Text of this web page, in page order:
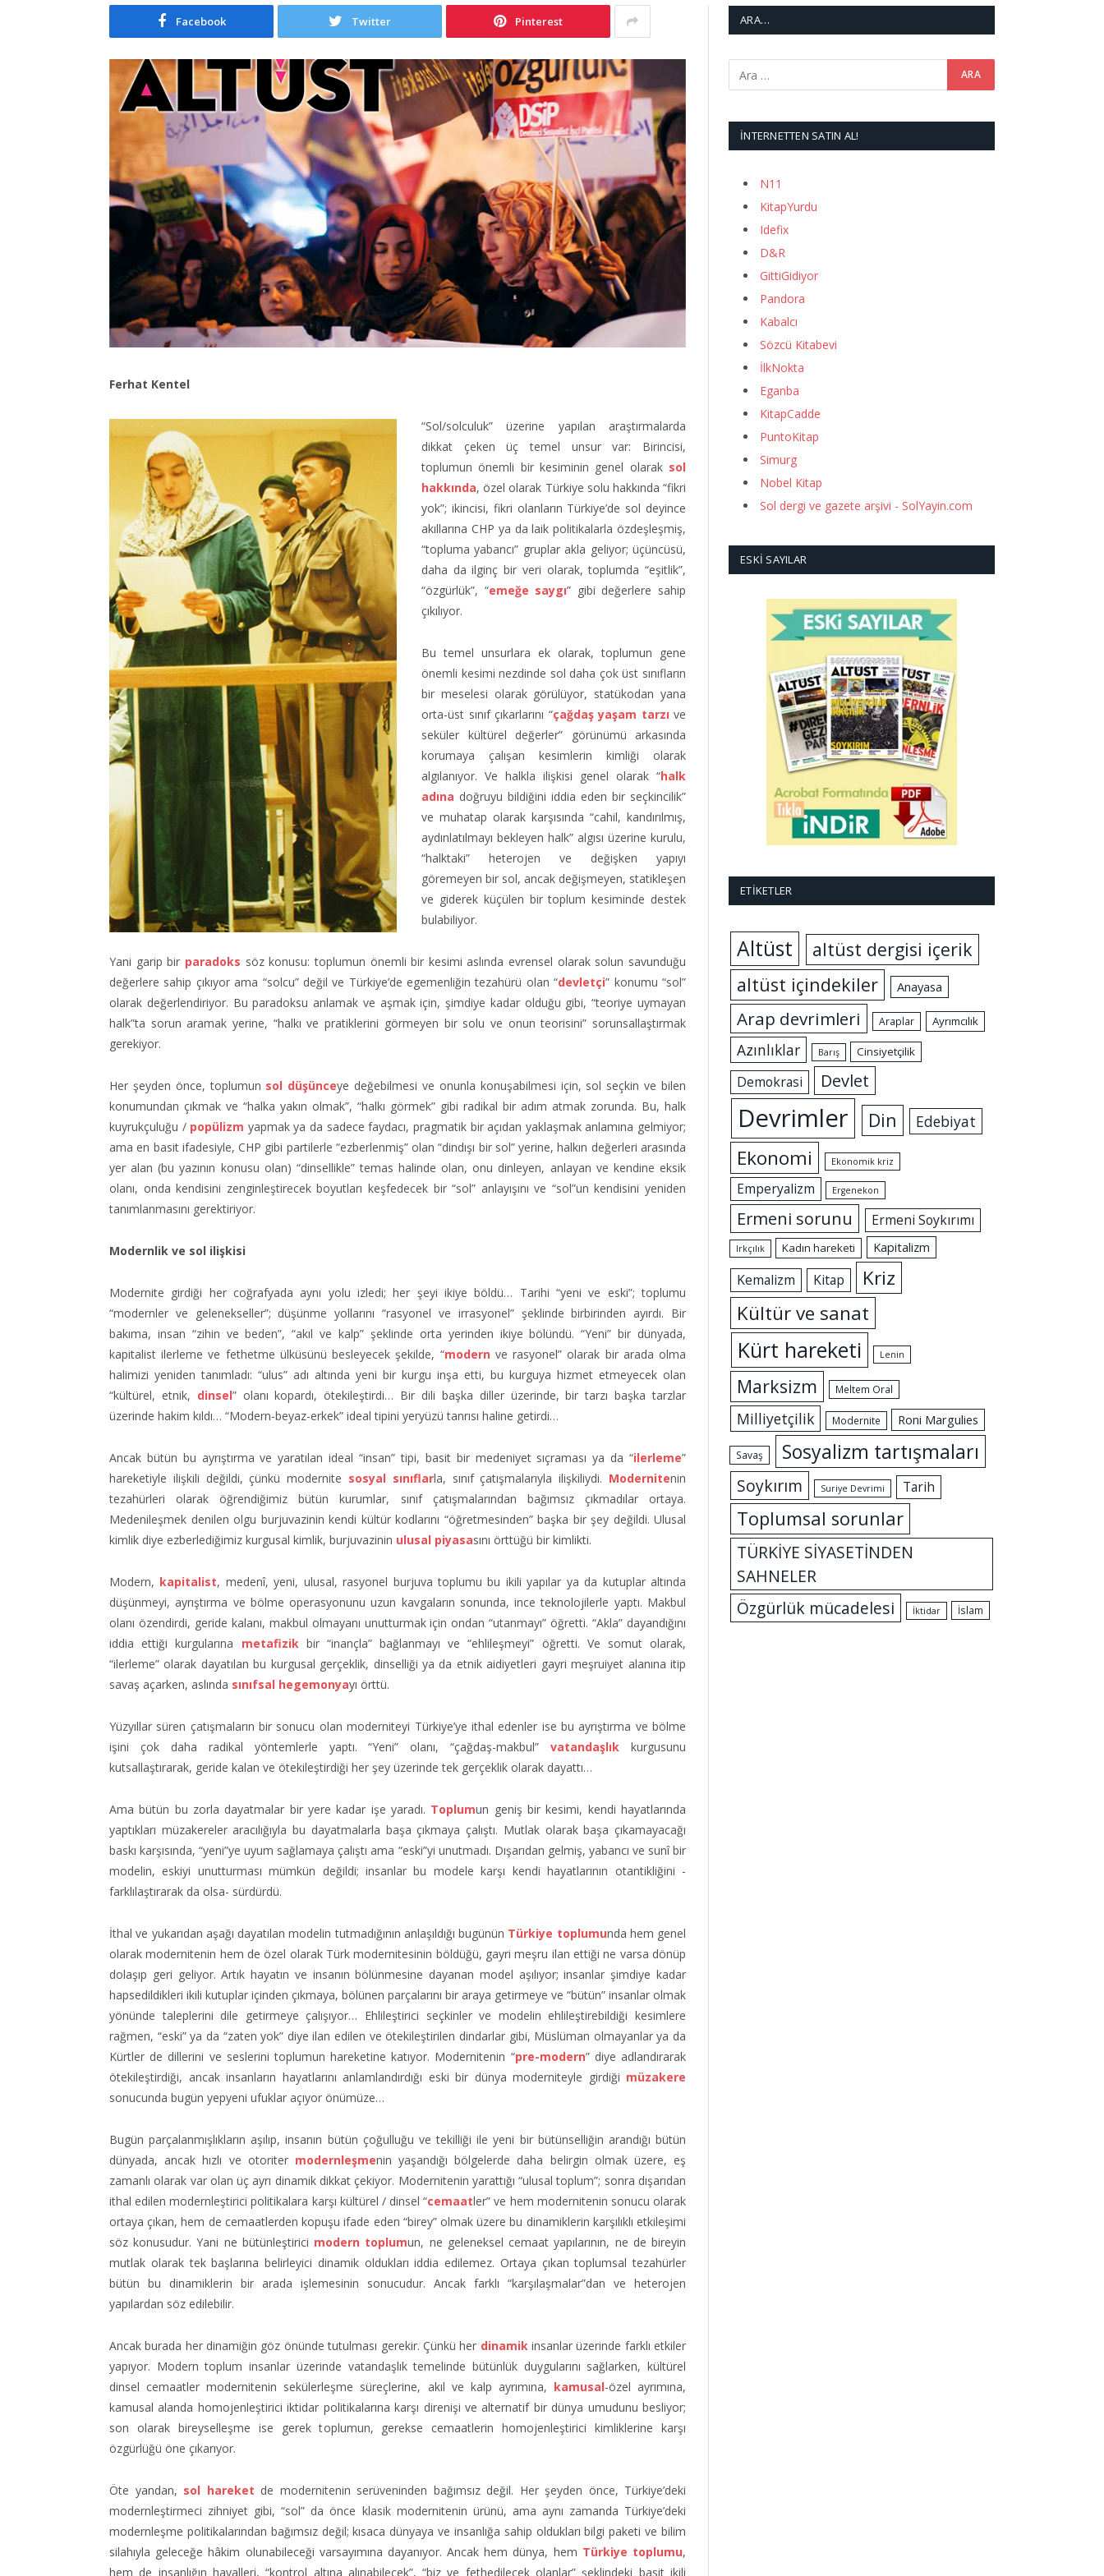
Facebook Twitter Pinterest
Ferhat Kentel
“Sol/solculuk” üzerine yapılan araştırmalarda
dikkat çeken üç temel unsur var: Birincisi,
toplumun önemli bir kesiminin genel olarak sol
hakkında, özel olarak Türkiye solu hakkında “fikri
yok”; ikincisi, fikri olanların Türkiye’de sol deyince
akıllarına CHP ya da laik politikalarla özdeşleşmiş,
“topluma yabancı” gruplar akla geliyor; üçüncüsü,
daha da ilginç bir veri olarak, toplumda “eşitlik”,
“özgürlük”, “emeğe saygı” gibi değerlere sahip
çıkılıyor.
Bu temel unsurlara ek olarak, toplumun gene
önemli kesimi nezdinde sol daha çok üst sınıfların
bir meselesi olarak görülüyor, statükodan yana
orta-üst sınıf çıkarlarını “çağdaş yaşam tarzı ve
seküler kültürel değerler” görünümü arkasında
korumaya çalışan kesimlerin kimliği olarak
algılanıyor. Ve halkla ilişkisi genel olarak “halk
adına doğruyu bildiğini iddia eden bir seçkincilik”
ve muhatap olarak karşısında “cahil, kandırılmış,
aydınlatılmayı bekleyen halk” algısı üzerine kurulu,
“halktaki” heterojen ve değişken yapıyı
göremeyen bir sol, ancak değişmeyen, statikleşen
ve giderek küçülen bir toplum kesiminde destek
bulabiliyor.
Yani garip bir paradoks söz konusu: toplumun önemli bir kesimi aslında evrensel olarak solun savunduğu
değerlere sahip çıkıyor ama “solcu” değil ve Türkiye’de egemenliğin tezahürü olan “devletçi” konumu “sol”
olarak değerlendiriyor. Bu paradoksu anlamak ve aşmak için, şimdiye kadar olduğu gibi, “teoriye uymayan
halk”ta sorun aramak yerine, “halkı ve pratiklerini görmeyen bir solu ve onun teorisini” sorunsallaştırmak
gerekiyor.
Her şeyden önce, toplumun sol düşünceye değebilmesi ve onunla konuşabilmesi için, sol seçkin ve bilen
konumundan çıkmak ve “halka yakın olmak”, “halkı görmek” gibi radikal bir adım atmak zorunda. Bu, halk
kuyrukçuluğu / popülizm yapmak ya da sadece faydacı, pragmatik bir açıdan yaklaşmak anlamına gelmiyor;
ama en basit ifadesiyle, CHP gibi partilerle “ezberlenmiş” olan “dindışı bir sol” yerine, halkın değerleri arasında
yer alan (bu yazının konusu olan) “dinsellikle” temas halinde olan, onu dinleyen, anlayan ve kendine eksik
olanı, onda kendisini zenginleştirecek boyutları keşfedecek bir “sol” anlayışını ve “sol”un kendisini yeniden
tanımlanmasını gerektiriyor.
Modernlik ve sol ilişkisi
Modernite girdiği her coğrafyada aynı yolu izledi; her şeyi ikiye böldü… Tarihi “yeni ve eski”; toplumu
“modernler ve gelenekseller”; düşünme yollarını “rasyonel ve irrasyonel” şeklinde birbirinden ayırdı. Bir
bakıma, insan “zihin ve beden”, “akıl ve kalp” şeklinde orta yerinden ikiye bölündü. “Yeni” bir dünyada,
kapitalist ilerleme ve fethetme ülküsünü besleyecek şekilde, “modern ve rasyonel” olarak bir arada olma
halimizi yeniden tanımladı: “ulus” adı altında yeni bir kurgu inşa etti, bu kurguya hizmet etmeyecek olan
“kültürel, etnik, dinsel” olanı kopardı, ötekileştirdi… Bir dili başka diller üzerinde, bir tarzı başka tarzlar
üzerinde hakim kıldı… “Modern-beyaz-erkek” ideal tipini yeryüzü tanrısı haline getirdi…
Ancak bütün bu ayrıştırma ve yaratılan ideal “insan” tipi, basit bir medeniyet sıçraması ya da “ilerleme”
hareketiyle ilişkili değildi, çünkü modernite sosyal sınıflarla, sınıf çatışmalarıyla ilişkiliydi. Modernitenin
tezahürleri olarak öğrendiğimiz bütün kurumlar, sınıf çatışmalarından bağımsız çıkmadılar ortaya.
Medenileşmek denilen olgu burjuvazinin kendi kültür kodlarını “öğretmesinden” başka bir şey değildi. Ulusal
kimlik diye ezberlediğimiz kurgusal kimlik, burjuvazinin ulusal piyasasını örttüğü bir kimlikti.
Modern, kapitalist, medenî, yeni, ulusal, rasyonel burjuva toplumu bu ikili yapılar ya da kutuplar altında
düşünmeyi, ayrıştırma ve bölme operasyonunu uzun kavgaların sonunda, ince teknolojilerle yaptı. Makbul
olanı özendirdi, geride kalanı, makbul olmayanı unutturmak için ondan “utanmayı” öğretti. “Akla” dayandığını
iddia ettiği kurgularına metafizikbir “inançla” bağlanmayı ve “ehlileşmeyi” öğretti. Ve somut olarak,
“ilerleme” olarak dayatılan bu kurgusal gerçeklik, dinselliği ya da etnik aidiyetleri gayri meşruiyet alanına itip
savaş açarken, aslında sınıfsal hegemonyayı örttü.
Yüzyıllar süren çatışmaların bir sonucu olan moderniteyi Türkiye’ye ithal edenler ise bu ayrıştırma ve bölme
işini çok daha radikal yöntemlerle yaptı. “Yeni” olanı, “çağdaş-makbul”vatandaşlık kurgusunu
kutsallaştırarak, geride kalan ve ötekileştirdiği her şey üzerinde tek gerçeklik olarak dayattı…
Ama bütün bu zorla dayatmalar bir yere kadar işe yaradı. Toplumun geniş bir kesimi, kendi hayatlarında
yaptıkları müzakereler aracılığıyla bu dayatmalarla başa çıkmaya çalıştı. Mutlak olarak başa çıkamayacağı
baskı karşısında, “yeni”ye uyum sağlamaya çalıştı ama “eski”yi unutmadı. Dışarıdan gelmiş, yabancı ve sunî bir
modelin, eskiyi unutturması mümkün değildi; insanlar bu modele karşı kendi hayatlarının otantikliğini -
farklılaştırarak da olsa- sürdürdü.
İthal ve yukarıdan aşağı dayatılan modelin tutmadığının anlaşıldığı bugünün Türkiye toplumunda hem genel
olarak modernitenin hem de özel olarak Türk modernitesinin böldüğü, gayri meşru ilan ettiği ne varsa dönüp
dolaşıp geri geliyor. Artık hayatın ve insanın bölünmesine dayanan model aşılıyor; insanlar şimdiye kadar
hapsedildikleri ikili kutuplar içinden çıkmaya, bölünen parçalarını bir araya getirmeye ve “bütün” insanlar olmak
yönünde taleplerini dile getirmeye çalışıyor… Ehlileştirici seçkinler ve modelin ehlileştirebildiği kesimlere
rağmen, “eski” ya da “zaten yok” diye ilan edilen ve ötekileştirilen dindarlar gibi, Müslüman olmayanlar ya da
Kürtler de dillerini ve seslerini toplumun hareketine katıyor. Modernitenin “pre-modern” diye adlandırarak
ötekileştirdiği, ancak insanların hayatlarını anlamlandırdığı eski bir dünya moderniteyle girdiği müzakere
sonucunda bugün yepyeni ufuklar açıyor önümüze…
Bugün parçalanmışlıkların aşılıp, insanın bütün çoğulluğu ve tekilliği ile yeni bir bütünselliğin arandığı bütün
dünyada, ancak hızlı ve otoriter modernleşmenin yaşandığı bölgelerde daha belirgin olmak üzere, eş
zamanlı olarak var olan üç ayrı dinamik dikkat çekiyor. Modernitenin yarattığı “ulusal toplum”; sonra dışarıdan
ithal edilen modernleştirici politikalara karşı kültürel / dinsel “cemaatler” ve hem modernitenin sonucu olarak
ortaya çıkan, hem de cemaatlerden kopuşu ifade eden “birey” olmak üzere bu dinamiklerin karşılıklı etkileşimi
söz konusudur. Yani ne bütünleştirici modern toplumun, ne geleneksel cemaat yapılarının, ne de bireyin
mutlak olarak tek başlarına belirleyici dinamik oldukları iddia edilemez. Ortaya çıkan toplumsal tezahürler
bütün bu dinamiklerin bir arada işlemesinin sonucudur. Ancak farklı “karşılaşmalar”dan ve heterojen
yapılardan söz edilebilir.
Ancak burada her dinamiğin göz önünde tutulması gerekir. Çünkü her dinamik insanlar üzerinde farklı etkiler
yapıyor. Modern toplum insanlar üzerinde vatandaşlık temelinde bütünlük duygularını sağlarken, kültürel
dinsel cemaatler modernitenin sekülerleşme süreçlerine, akıl ve kalp ayrımına, kamusal-özel ayrımına,
kamusal alanda homojenleştirici iktidar politikalarına karşı direnişi ve alternatif bir dünya umudunu besliyor;
son olarak bireyselleşme ise gerek toplumun, gerekse cemaatlerin homojenleştirici kimliklerine karşı
özgürlüğü öne çıkarıyor.
Öte yandan, sol hareket de modernitenin serüveninden bağımsız değil. Her şeyden önce, Türkiye’deki
modernleştirmeci zihniyet gibi, “sol” da önce klasik modernitenin ürünü, ama aynı zamanda Türkiye’deki
modernleşme politikalarından bağımsız değil; kısaca dünyaya ve insanlığa sahip oldukları bilgi paketi ve bilim
silahıyla geleceğe hâkim olunabileceği varsayımına dayanıyor. Ancak hem dünya, hem Türkiye toplumu,
hem de insanlığın hayalleri, “kontrol altına alınabilecek”, “biz ve fethedilecek olanlar” şeklindeki basit ikili
ARA…
İNTERNETTEN SATIN AL!
N11
KitapYurdu
Idefix
D&R
GittiGidiyor
Pandora
Kabalcı
Sözcü Kitabevi
İlkNokta
Eganba
KitapCadde
PuntoKitap
Simurg
Nobel Kitap
Sol dergi ve gazete arşivi - SolYayin.com
ESKI SAYILAR
ETIKETLER
Altüst
altüst dergisi içerik
altüst içindekiler
Anayasa
Arap devrimleri Araplar Ayrımcılık
Azınlıklar Barış Cinsiyetçilik
Demokrasi Devlet
Devrimler Din Edebiyat
Ekonomi Ekonomik kriz
Emperyalizm Ergenekon
Ermeni sorunu Ermeni Soykırımı
Irkçılık Kadın hareketi Kapitalizm
Kemalizm Kitap
Kriz
Kültür ve sanat
Kürt hareketi Lenin
Marksizm Meltem Oral
Milliyetçilik Modernite Roni Margulies
Savaş Sosyalizm tartışmaları
Soykırım Suriye Devrimi Tarih
Toplumsal sorunlar
TÜRKİYE SİYASETİNDEN
SAHNELER
Özgürlük mücadelesi
İktidar İslam